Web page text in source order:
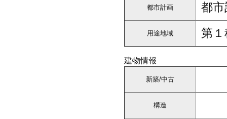
都市計画 都
用途地域 第
建物情報
新築/中古
構造